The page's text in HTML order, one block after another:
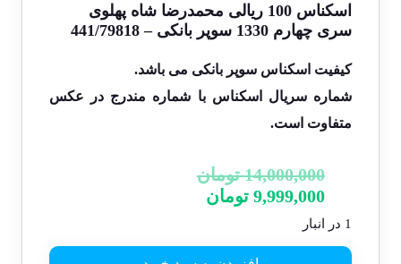
اسکناس 100 ریالی محمدرضا شاه پهلوی
سری چهارم 1330 سوپر بانکی – 441/79818
کیفیت اسکناس سوپر بانکی می باشد.
شماره سریال اسکناس با شماره مندرج در عکس
متفاوت است.
14,000,000 تومان
9,999,000 تومان
1 در انبار